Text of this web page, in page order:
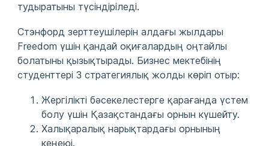
тудыратыны түсіндіріледі.
Стэнфорд зерттеушілерін алдағы жылдары
Freedom үшін қандай оқиғалардың оңтайлы
болатыны қызықтырады. Бизнес мектебінің
студенттері 3 стратегиялық жолды көріп отыр:
Жергілікті бәсекелестерге қарағанда үстем
болу үшін Қазақстандағы орнын күшейту.
Халықаралық нарықтардағы орнының
кеңеюі.